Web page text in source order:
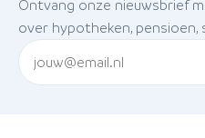
Ontvang onze nieuwsbrief
over hypotheken, pensioen,